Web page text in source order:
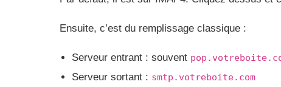
Ensuite, c’est du remplissage classique :
Serveur entrant : souvent
Serveur sortant : smtp.votreboite.com